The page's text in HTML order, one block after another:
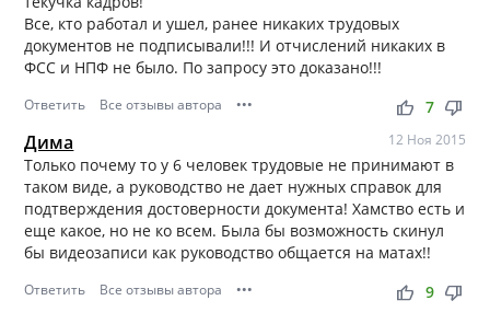
Все, кто работал и ушел, ранее никаких трудовых
документов не подписывали!!! И отчислений никаких в
ФСС и НПФ не было. По запросу это доказано!!!
Ответить Все отзывы автора ••• thumb_up thumb_down
7
Дима 12 Ноя 2015
Только почему то у 6 человек трудовые не принимают в
таком виде, а руководство не дает нужных справок для
подтверждения достоверности документа! Хамство есть и
еще какое, но не ко всем. Была бы возможность скинул
бы видеозаписи как руководство общается на матах!!
Ответить Все отзывы автора ••• thumb_up thumb_down
9